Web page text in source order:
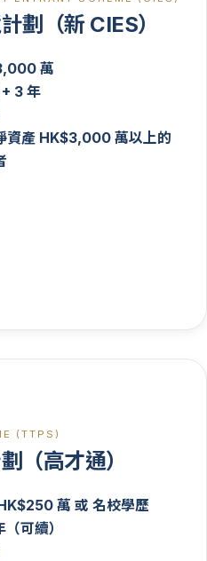
劃 （新 CIES）
萬
3 年
資產 HK$3,000 萬以上的
(TTPS)
（高才通）
萬 或 名校學歷
可續）